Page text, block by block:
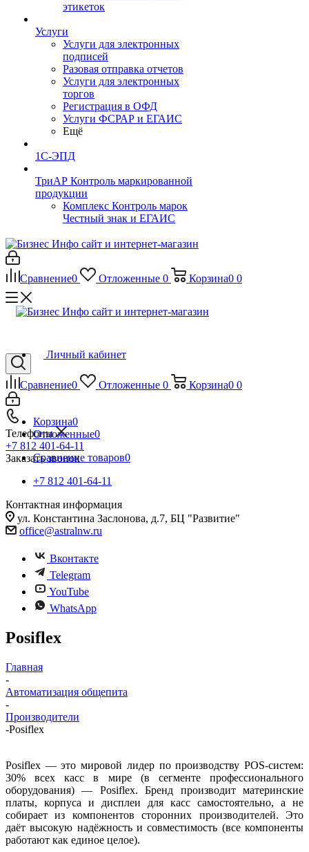
этикеток
Услуги
Услуги для электронных
подписей
Разовая отправка отчетов
Услуги для электронных
торгов
Регистрация в ОФД
Услуги ФСРАР и ЕГАИС
Ещё
1С-ЭПД
ТриАР Контроль маркированной
продукции
Комплекс Контроль марок
Честный знак и ЕГАИС
Сравнение0 Отложенные 0 Корзина0 0
Сравнение0 Отложенные 0 Корзина0 0
Телефоны
+7 812 401-64-11
Заказать звонок
Личный кабинет
Корзина0
Отложенные0
Сравнение товаров0
+7 812 401-64-11
Контактная информация
ул. Константина Заслонова, д.7, БЦ "Развитие"
office@astralnw.ru
Вконтакте
Telegram
YouTube
WhatsApp
Posiflex
Главная
-
Автоматизация общепита
-
Производители
-Posiflex
Posiflex — это мировой лидер по производству POS-систем:
30% всех касс в мире (в сегменте профессионального
оборудования) — Posiflex. Бренд производит материнские
платы, корпуса и дисплеи для касс самостоятельно, а не
собирает из компонентов сторонних производителей. Это
даёт высокую надёжность и совместимость (все компоненты
работают как единое целое).